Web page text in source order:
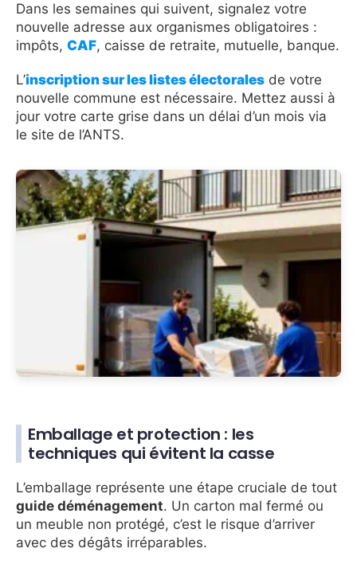
Dans les semaines qui suivent, signalez votre
nouvelle adresse aux organismes obligatoires :
impôts, CAF, caisse de retraite, mutuelle, banque.
L’inscription sur les listes électorales de votre
nouvelle commune est nécessaire. Mettez aussi à
jour votre carte grise dans un délai d’un mois via
le site de l’ANTS.
Emballage et protection : les
techniques qui évitent la casse
L’emballage représente une étape cruciale de tout
guide déménagement. Un carton mal fermé ou
un meuble non protégé, c’est le risque d’arriver
avec des dégâts irréparables.